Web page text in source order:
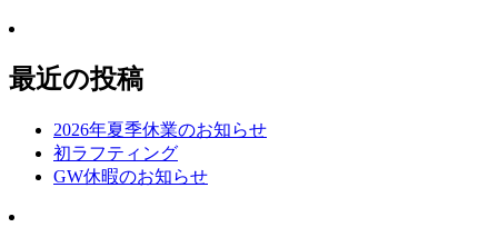
最近の投稿
2026年夏季休業のお知らせ
初ラフティング
GW休暇のお知らせ